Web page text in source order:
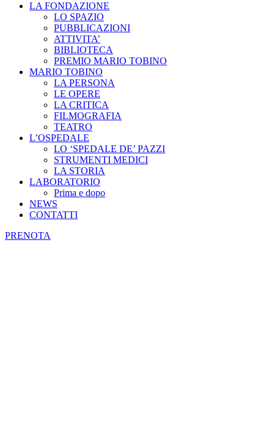
LA FONDAZIONE
LO SPAZIO
PUBBLICAZIONI
ATTIVITA’
BIBLIOTECA
PREMIO MARIO TOBINO
MARIO TOBINO
LA PERSONA
LE OPERE
LA CRITICA
FILMOGRAFIA
TEATRO
L’OSPEDALE
LO ‘SPEDALE DE’ PAZZI
STRUMENTI MEDICI
LA STORIA
LABORATORIO
Prima e dopo
NEWS
CONTATTI
PRENOTA